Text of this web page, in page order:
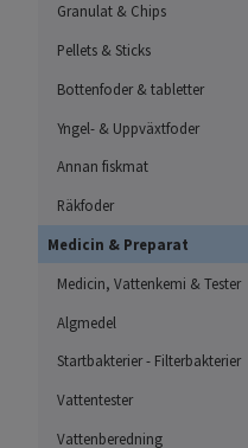
Granulat & Chips
Pellets & Sticks
Bottenfoder & tabletter
Yngel- & Uppväxtfoder
Annan fiskmat
Räkfoder
Medicin & Preparat
Medicin, Vattenkemi & Tester
Algmedel
Startbakterier - Filterbakterier
Vattentester
Vattenberedning